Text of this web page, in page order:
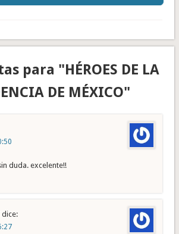
para "HÉROES DE LA
DE MÉXICO"
duda. excelente!!
dice: